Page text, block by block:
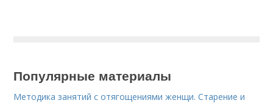
Популярные материалы
Методика занятий с отягощениями женщи. Старение и